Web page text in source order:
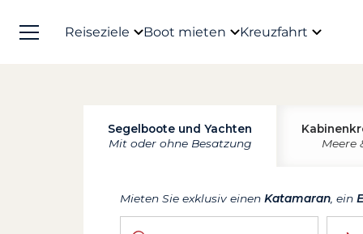
Reiseziele Boot mieten Kreuzfahrt
Segelboote und Yachten
Mit oder ohne Besatzung
Meere
Mieten Sie exklusiv einen Katamaran , ein